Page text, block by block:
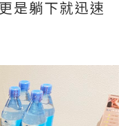
是躺下就迅速